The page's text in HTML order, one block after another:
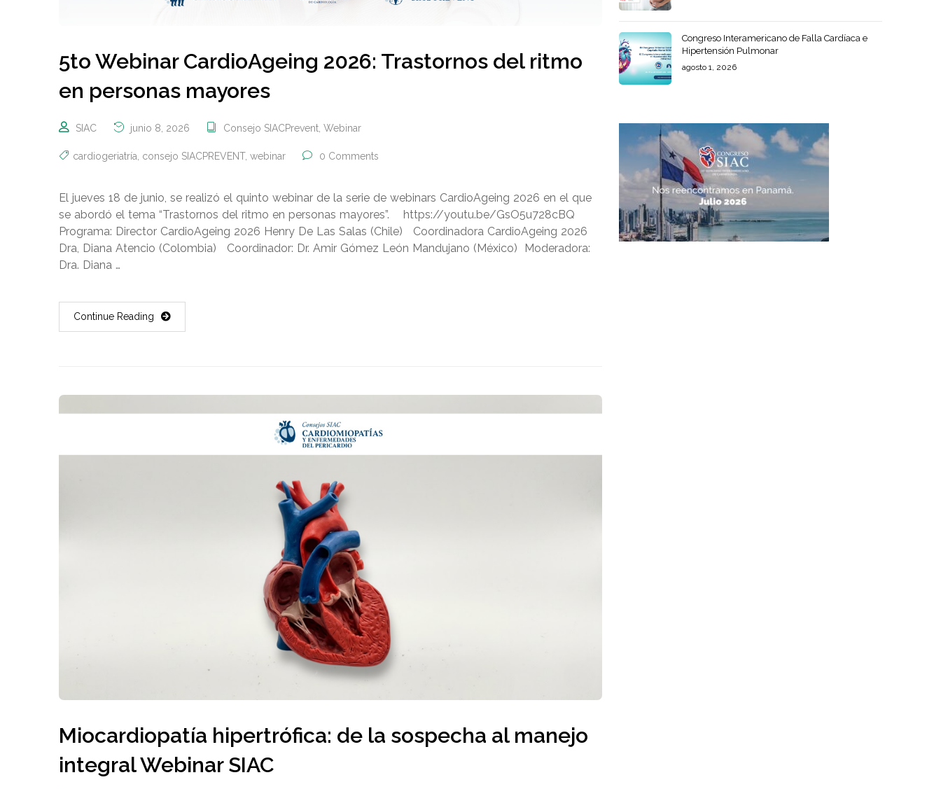
5to Webinar CardioAgeing 2026: Trastornos del ritmo
en personas mayores
SIAC junio 8, 2026 Consejo SIACPrevent Webinar
cardiogeriatría consejo SIACPREVENT, webinar 0 Comments
El jueves 18 de junio, se realizó el quinto webinar de la serie de webinars CardioAgeing 2026 en el que
se abordó el tema “Trastornos del ritmo en personas mayores”. https://youtu.be/GsO5u728cBQ
Programa: Director CardioAgeing 2026 Henry De Las Salas (Chile) Coordinadora CardioAgeing 2026
Dra, Diana Atencio (Colombia) Coordinador: Dr. Amir Gómez León Mandujano (México) Moderadora:
Dra. Diana …
Continue Reading
Miocardiopatía hipertrófica: de la sospecha al manejo
integral Webinar SIAC
Congreso Interamericano de Falla Cardíaca e
Hipertensión Pulmonar
agosto 1, 2026